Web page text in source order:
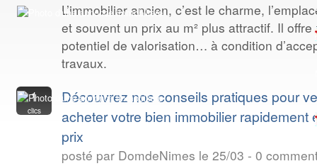
L’immobilier ancien, c’est le charme,
et souvent un prix au m² plus attractif. Il offre
potentiel de valorisation… à condition
travaux.
1
clics
Découvrez nos conseils pratiques pour
acheter votre bien immobilier rapidement
prix
posté par DomdeNimes le 25/03 - 0